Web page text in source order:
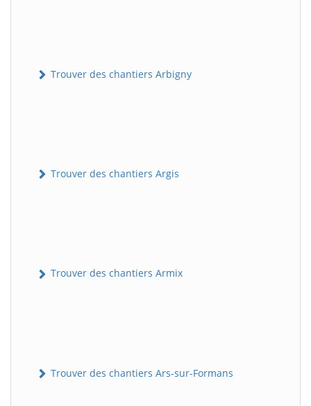
Trouver des chantiers Arbigny
Trouver des chantiers Argis
Trouver des chantiers Armix
Trouver des chantiers Ars-sur-Formans